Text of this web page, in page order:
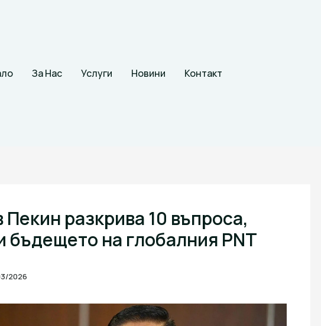
За Нас Услуги Новини Контакт
разкрива 10 въпроса,
на глобалния PNT
2026